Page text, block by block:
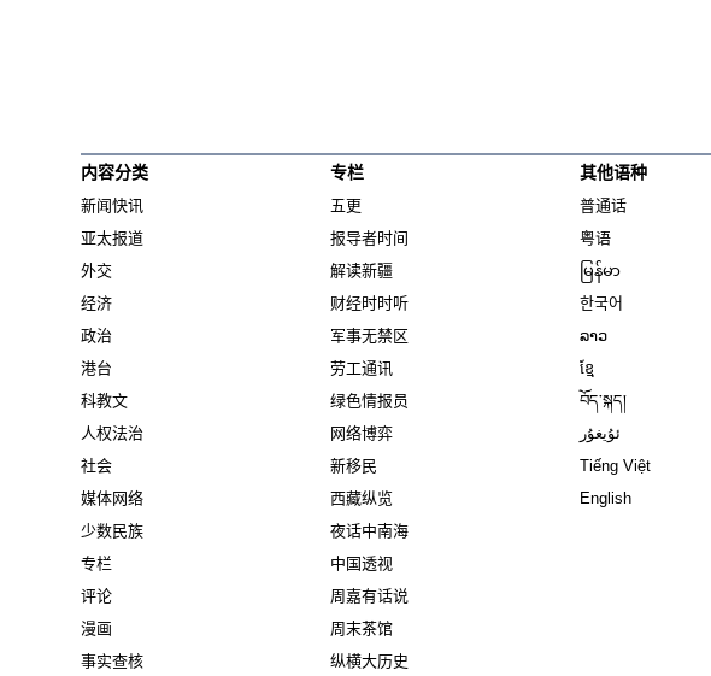
内容分类
新闻快讯
亚太报道
外交
经济
政治
港台
科教文
人权法治
社会
媒体网络
少数民族
专栏
评论
漫画
事实查核
专栏
五更
报导者时间
解读新疆
财经时时听
军事无禁区
劳工通讯
绿色情报员
网络博弈
新移民
西藏纵览
夜话中南海
中国透视
周嘉有话说
周末茶馆
纵横大历史
其他语种
普通话
粤语
မြန်မာ
한국어
ລາວ
ខ្មែ
བོད་སྐད།
ئۇيغۇر
Tiếng Việt
English